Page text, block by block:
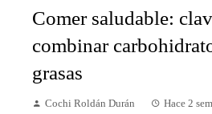
Comer saludable:
combinar
grasas
Cochi Roldán Durán Hace 2